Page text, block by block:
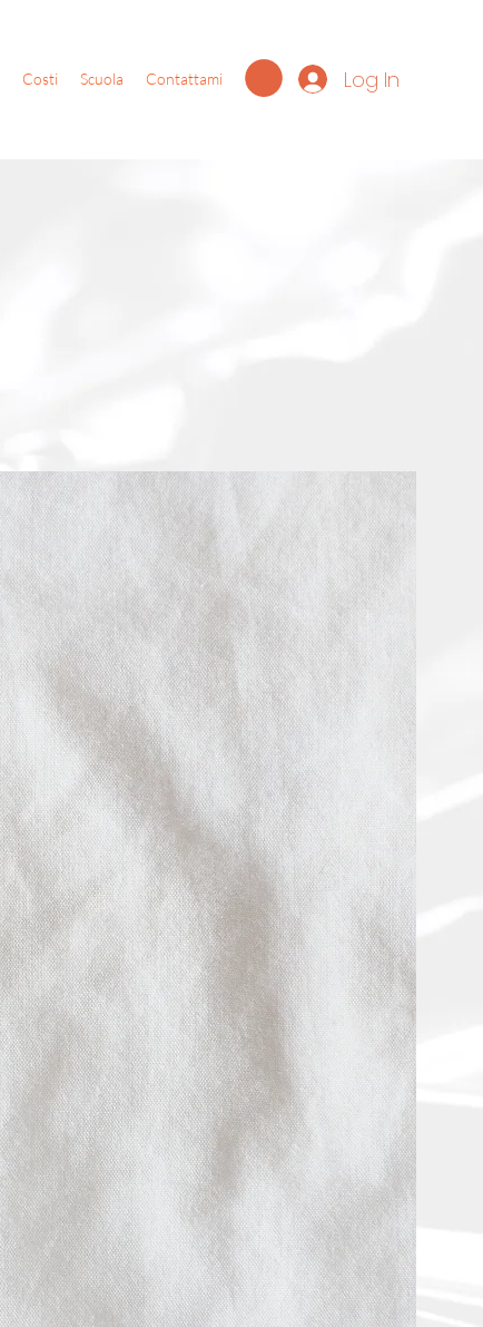
Costi Scuola Contattami Log In